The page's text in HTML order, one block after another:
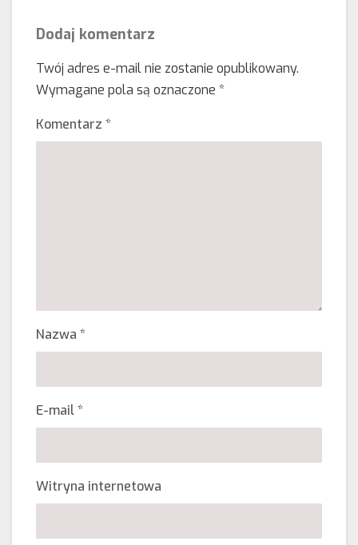
Dodaj komentarz
Twój adres e-mail nie zostanie opublikowany.
Wymagane pola są oznaczone *
Komentarz *
Nazwa *
E-mail*
Witryna internetowa